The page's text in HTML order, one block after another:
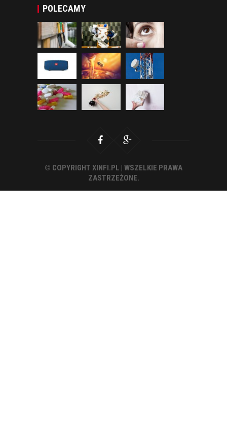
POLECAMY
© COPYRIGHT XINFI.PL | WSZELKIE PRAWA
ZASTRZEŻONE.